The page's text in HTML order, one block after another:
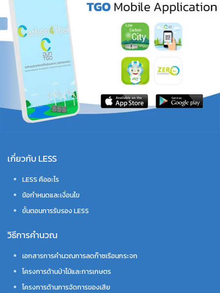
เกี่ยวกับ LESS
LESS คืออะไร
ข้อกำหนดและเงื่อนไข
ขั้นตอนการรับรอง LESS
วิธีการคำนวณ
เอกสารการคำนวณการลดก๊าซเรือนกระจก
โครงการด้านป่าไม้และการเกษตร
โครงการด้านการจัดการของเสีย